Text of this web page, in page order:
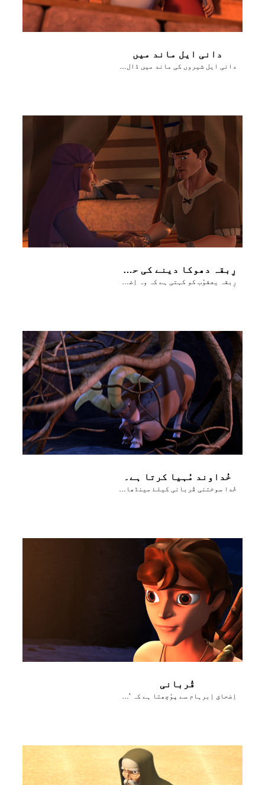
دانی ایل ماند میں
دانی ایل شیروں کی ماند میں ڈال دِیا جاتا ہے
رِبقہ دھوکا دینے کی حوصلہ افزاٸ کرتی ہے۔
رِبقہ یعقوُب کو کہتی ہے کہ وہ اِضحاق سے عیسؤ کی بَرکات چوری کر لے
خُداوند مُہیا کرتا ہے۔
خُدا سوختنی قُربانی کیلۓ مینڈھا مُہیا کرتا ہے
قُربانی
اِضحاق اِبرہام سے پوُچھتا ہے کہ ’سوختنی قُربانی کیلٸے بھَیڑ کہاں ہے؟‘